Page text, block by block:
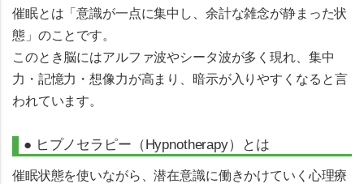
催眠とは「意識が一点に集中し、余計な雑念が静まった状
態」のことです。
このとき脳にはアルファ波やシータ波が多く現れ、 集中
力・記憶力・想像力が高まり、暗示が入りやすくなる と言
われています。
● ヒプノセラピー（Hypnotherapy）とは
催眠状態を使いながら、潜在意識に働きかけていく心理療